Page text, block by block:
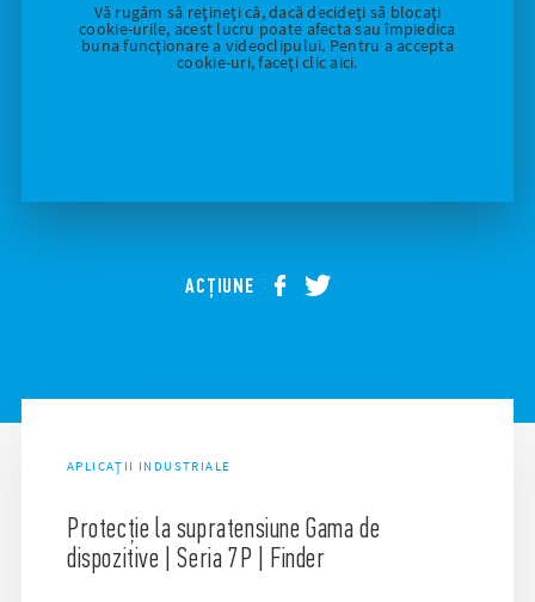
Vă rugăm să rețineți că, dacă decideți să blocați
cookie-urile, acest lucru poate afecta sau împiedica
buna funcționare a videoclipului. Pentru a accepta
cookie-uri, faceți clic aici.
ACȚIUNE
APLICAȚII INDUSTRIALE
Protecție la supratensiune Gama de
dispozitive | Seria 7P | Finder